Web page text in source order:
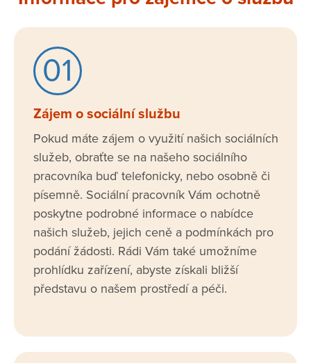
01
Zájem o sociální službu
Pokud máte zájem o využití našich sociálních
služeb, obraťte se na našeho sociálního
pracovníka buď telefonicky, nebo osobně či
písemně. Sociální pracovník Vám ochotně
poskytne podrobné informace o nabídce
našich služeb, jejich ceně a podmínkách pro
podání žádosti. Rádi Vám také umožníme
prohlídku zařízení, abyste získali bližší
představu o našem prostředí a péči.